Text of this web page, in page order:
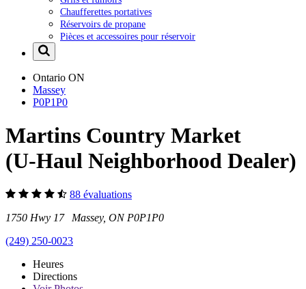
Chaufferettes portatives
Réservoirs de propane
Pièces et accessoires pour réservoir
Ontario ON
Massey
P0P1P0
Martins Country Market
(U-Haul Neighborhood Dealer)
88 évaluations
1750 Hwy 17 Massey, ON P0P1P0
(249) 250-0023
Heures
Directions